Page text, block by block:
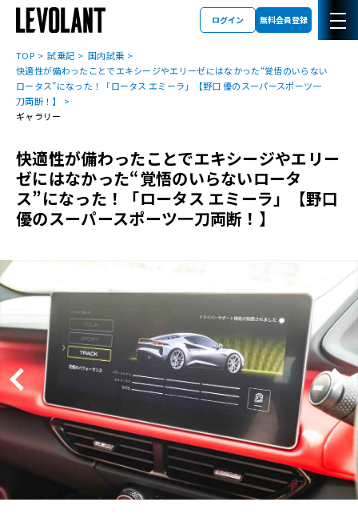
ログイン 無料会員登録
TOP 試乗記
国内試乗
快適性が備わったことでエキシージやエリーゼにはなかった“覚悟のいらない
ロータス”になった！「ロータス エミーラ」【野口 優のスーパースポーツ一
刀両断！】
ギャラリー
快適性が備わったことでエキシージやエリー
ゼにはなかった“覚悟のいらないロータ
ス”になった！「ロータス エミーラ」【野口
優のスーパースポーツ一刀両断！】